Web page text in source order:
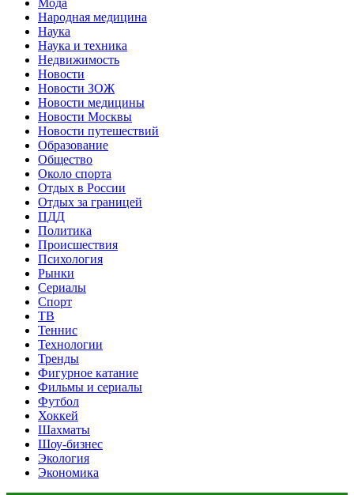
Народная медицина
Наука
Наука и техника
Недвижимость
Новости
Новости ЗОЖ
Новости медицины
Новости Москвы
Новости путешествий
Образование
Общество
Около спорта
Отдых в России
Отдых за границей
ПДД
Политика
Происшествия
Психология
Рынки
Сериалы
Спорт
ТВ
Теннис
Технологии
Тренды
Фигурное катание
Фильмы и сериалы
Футбол
Хоккей
Шахматы
Шоу-бизнес
Экология
Экономика